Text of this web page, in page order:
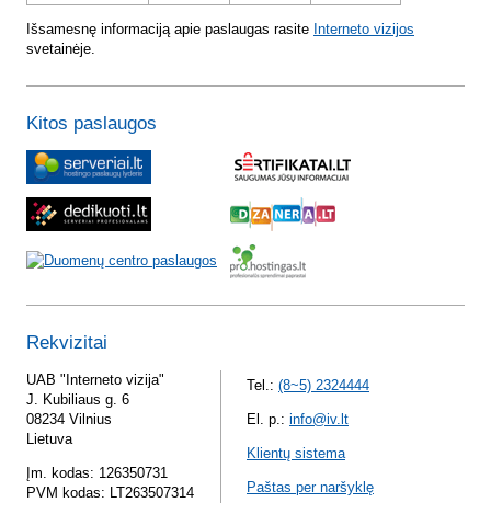
Išsamesnę informaciją apie paslaugas rasite Interneto vizijos
svetainėje.
Kitos paslaugos
Rekvizitai
UAB "Interneto vizija"
J. Kubiliaus g. 6
08234 Vilnius
Lietuva
Įm. kodas: 126350731
PVM kodas: LT263507314
Tel.: (8~5) 2324444
El. p.: info@iv.lt
Klientų sistema
Paštas per naršyklę